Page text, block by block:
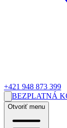
+421 948 873 399
BEZPLATNÁ
Otvoriť menu